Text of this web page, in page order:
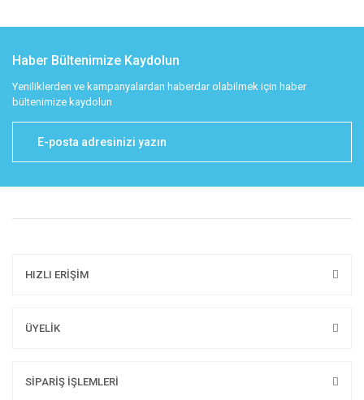
Haber Bültenimize Kaydolun
Yeniliklerden ve kampanyalardan haberdar olabilmek için haber
bültenimize kaydolun
HIZLI ERİŞİM
ÜYELİK
SİPARİŞ İŞLEMLERİ